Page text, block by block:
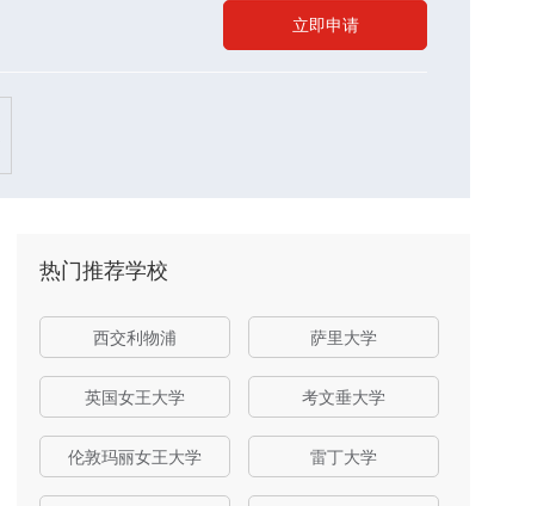
立即申请
热门推荐学校
西交利物浦 萨里大学
英国女王大学 考文垂大学
伦敦玛丽女王大学 雷丁大学